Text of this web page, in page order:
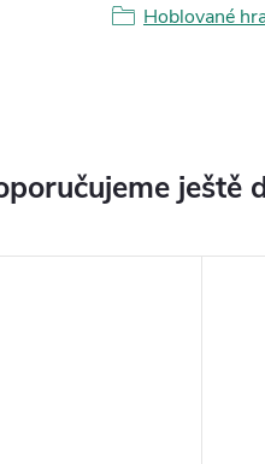
Hoblované
ještě